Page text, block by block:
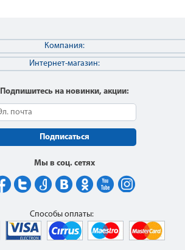
Компания:
Интернет-магазин:
Подпишитесь на новинки, акции:
Подписаться
Мы в соц. сетях
Способы оплаты: